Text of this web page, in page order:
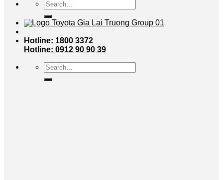
Search
for:
Hotline: 1800 3372
Hotline: 0912 90 90 39
Search
for: